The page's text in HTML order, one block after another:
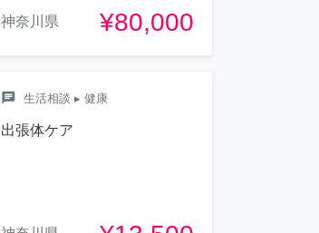
神奈川県 ¥80,000
chat 生活相談 ▸ 健康
出張体ケア